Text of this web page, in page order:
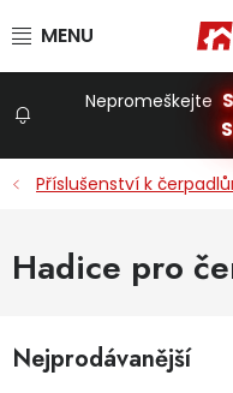
Nepromeškejte
Příslušenství k
Hadice pro
Nejprodávanější